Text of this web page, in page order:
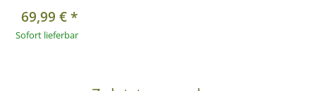
69,99 €*
Sofort lieferbar